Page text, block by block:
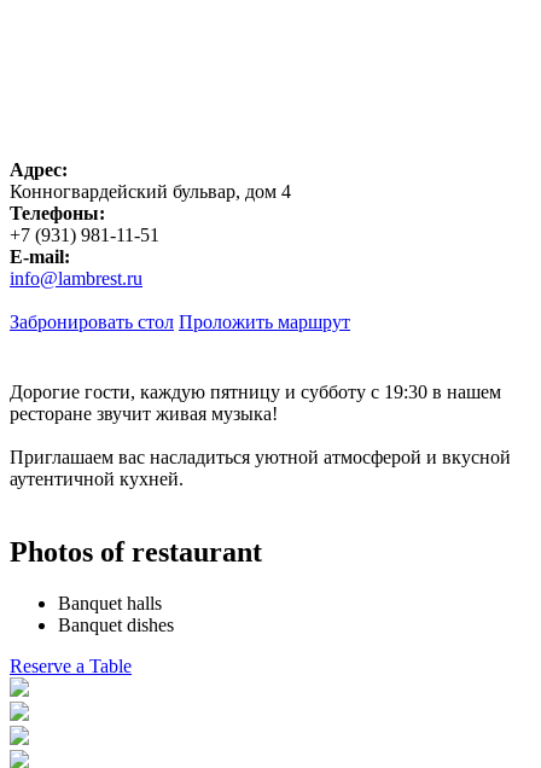
Адрес:
Конногвардейский бульвар, дом 4
Телефоны:
+7 (931) 981-11-51
E-mail:
info@lambrest.ru
Забронировать стол Проложить маршрут
Дорогие гости, каждую пятницу и субботу с 19:30 в нашем
ресторане звучит живая музыка!
Приглашаем вас насладиться уютной атмосферой и вкусной
аутентичной кухней.
Photos of restaurant
Banquet halls
Banquet dishes
Reserve a Table